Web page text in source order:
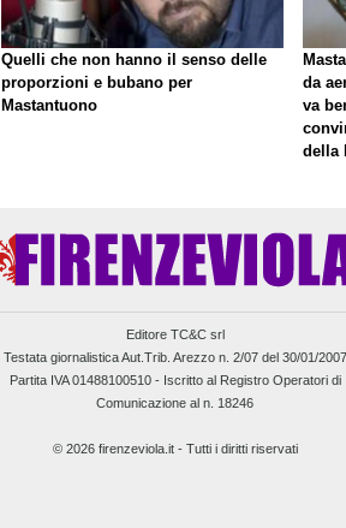
Quelli che non hanno il senso delle
proporzioni e bubano per
Mastantuono
da
va
della
Editore TC&C srl
Testata giornalistica Aut.Trib. Arezzo n. 2/07 del 30/01/2007
Partita IVA 01488100510 - Iscritto al Registro Operatori di
Comunicazione al n. 18246
© 2026 firenzeviola.it - Tutti i diritti riservati